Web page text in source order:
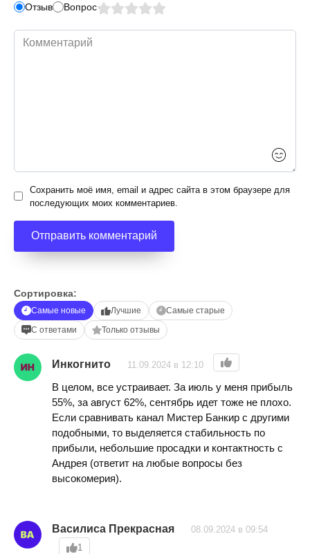
Отзыв Вопрос
Комментарий
Сохранить моё имя, email и адрес сайта в этом браузере для
последующих моих комментариев.
Сортировка:
Самые новые Лучшие
Самые старые
С ответами
Только отзывы
Инкогнито 11.09.2024 в 12:10
В целом, все устраивает. За июль у меня прибыль
55%, за август 62%, сентябрь идет тоже не плохо.
Если сравнивать канал Мистер Банкир с другими
подобными, то выделяется стабильность по
прибыли, небольшие просадки и контактность с
Андрея (ответит на любые вопросы без
высокомерия).
Василиса Прекрасная
08.09.2024 в 09:54
1